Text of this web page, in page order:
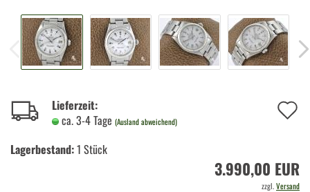
Lieferzeit:
ca. 3-4 Tage (Ausland abweichend)
Lagerbestand:1 Stück
3.990,00 EUR
zzgl.Versand